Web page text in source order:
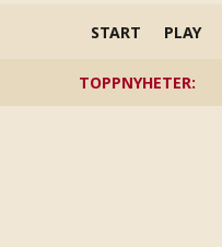
START PLAY
TOPPNYHETER: